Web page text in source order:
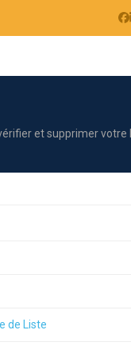
et supprimer votre
de Liste